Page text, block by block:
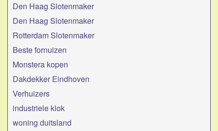
Den Haag Slotenmaker
Den Haag Slotenmaker
Rotterdam Slotenmaker
Beste fornuizen
Monstera kopen
Dakdekker Eindhoven
Verhuizers
industriele klok
woning duitsland